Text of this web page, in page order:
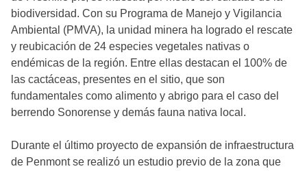
biodiversidad. Con su Programa de Manejo y Vigilancia
Ambiental (PMVA), la unidad minera ha logrado el rescate
y reubicación de 24 especies vegetales nativas o
endémicas de la región. Entre ellas destacan el 100% de
las cactáceas, presentes en el sitio, que son
fundamentales como alimento y abrigo para el caso del
berrendo Sonorense y demás fauna nativa local.
Durante el último proyecto de expansión de infraestructura
de Penmont se realizó un estudio previo de la zona que